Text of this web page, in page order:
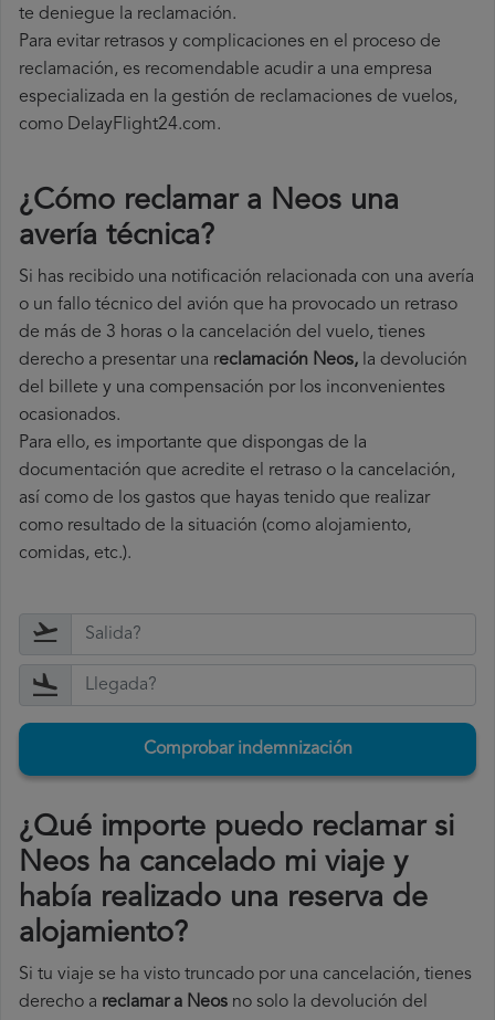
te deniegue la reclamación.
Para evitar retrasos y complicaciones en el proceso de
reclamación, es recomendable acudir a una empresa
especializada en la gestión de reclamaciones de vuelos,
como DelayFlight24.com.
¿Cómo reclamar a Neos una
avería técnica?
Si has recibido una notificación relacionada con una avería
o un fallo técnico del avión que ha provocado un retraso
de más de 3 horas o la cancelación del vuelo, tienes
derecho a presentar una reclamación Neos, la devolución
del billete y una compensación por los inconvenientes
ocasionados.
Para ello, es importante que dispongas de la
documentación que acredite el retraso o la cancelación,
así como de los gastos que hayas tenido que realizar
como resultado de la situación (como alojamiento,
comidas, etc.).
Comprobar indemnización
¿Qué importe puedo reclamar si
Neos ha cancelado mi viaje y
había realizado una reserva de
alojamiento?
Si tu viaje se ha visto truncado por una cancelación, tienes
derecho a reclamar a Neos no solo la devolución del